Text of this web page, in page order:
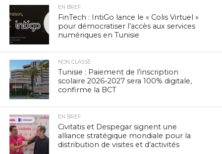
EN BREF
FinTech : IntiGo lance le « Colis Virtuel »
pour démocratiser l’accès aux services
numériques en Tunisie
NON CLASSÉ
Tunisie : Paiement de l’inscription
scolaire 2026-2027 sera 100% digitale,
confirme la BCT
EN BREF
Civitatis et Despegar signent une
alliance stratégique mondiale pour la
distribution de visites et d’activités